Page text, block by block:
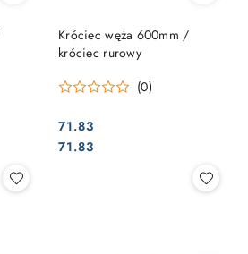
Króciec węża 600mm /
króciec rurowy
(0)
Cena:
71.83
Cena:
71.83